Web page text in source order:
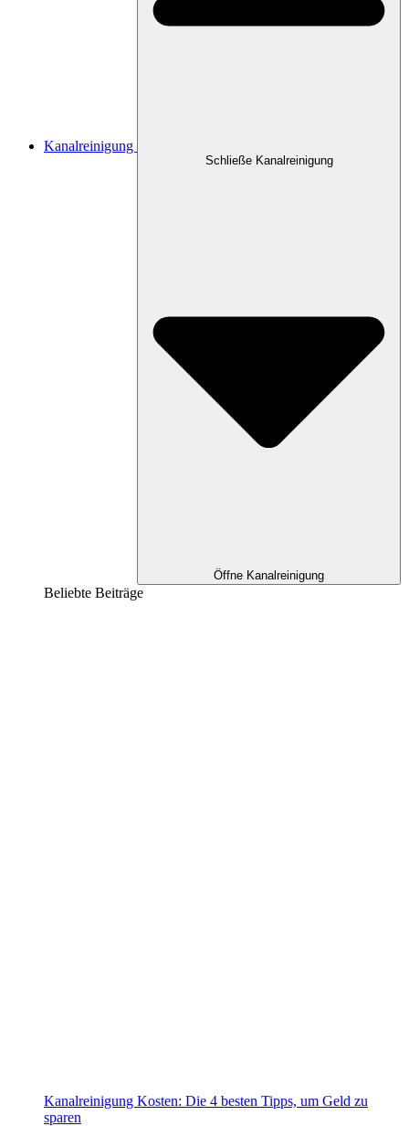
Kanalreinigung
Schließe Kanalreinigung
Öffne Kanalreinigung
Beliebte Beiträge
Kanalreinigung Kosten: Die 4 besten Tipps, um Geld zu
sparen